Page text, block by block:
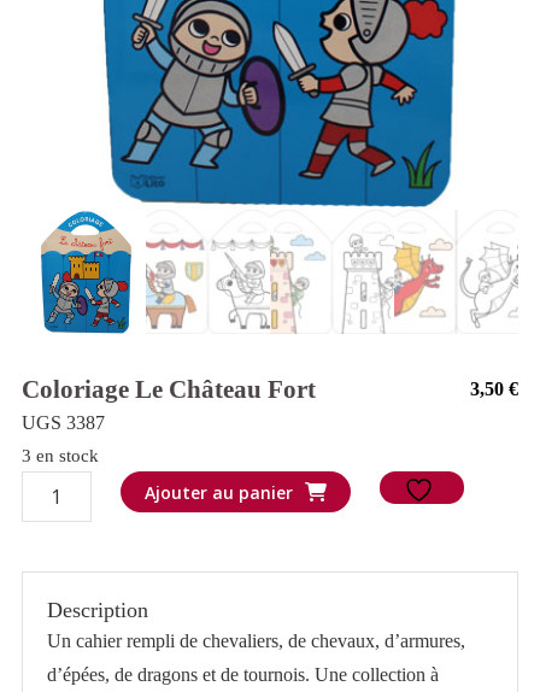
Coloriage Le Château Fort 3,50€
UGS 3387
3 en stock
quantité
de
château
Ajouter au panier
Description
Un cahier rempli de chevaliers, de chevaux, d’armures,
d’épées, de dragons et de tournois. Une collection à